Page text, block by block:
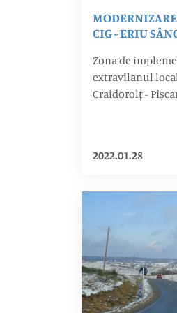
CIG - ERIU
KM 36+987
Zona de
extravilanul
Craidorolț -
2022.01.28